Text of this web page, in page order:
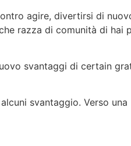
agire, divertirsi di
razza di comunità di hai
svantaggi di certain
svantaggio. Verso una